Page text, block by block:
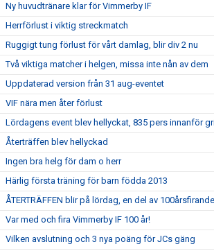
Ny huvudtränare klar för Vimmerby IF
Herrförlust i viktig streckmatch
Ruggigt tung förlust för vårt damlag, blir div 2 nu
Två viktiga matcher i helgen, missa inte nån av dem
Uppdaterad version från 31 aug-eventet
VIF nära men åter förlust
Lördagens event blev hellyckat, 835 pers innanför
Återträffen blev hellyckad
Ingen bra helg för dam o herr
Härlig första träning för barn födda 2013
ÅTERTRÄFFEN blir på lördag, en del av
Var med och fira Vimmerby IF 100 år!
Vilken avslutning och 3 nya poäng för JCs gäng